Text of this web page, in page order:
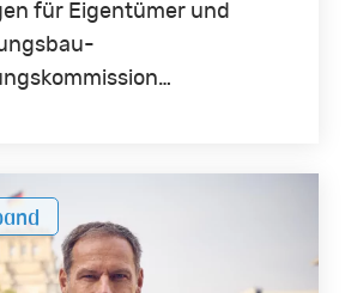
für Eigentümer und